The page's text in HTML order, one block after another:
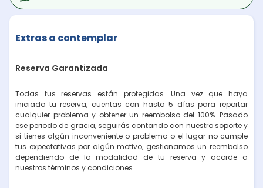
Extras a contemplar
Reserva Garantizada
Todas tus reservas están protegidas. Una vez que haya
iniciado tu reserva, cuentas con hasta 5 días para reportar
cualquier problema y obtener un reembolso del 100%. Pasado
ese periodo de gracia, seguirás contando con nuestro soporte y
si tienes algún inconveniente o problema o el lugar no cumple
tus expectativas por algún motivo, gestionamos un reembolso
dependiendo de la modalidad de tu reserva y acorde a
nuestros términos y condiciones